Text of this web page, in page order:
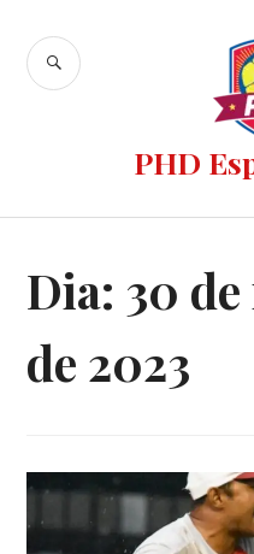
PHD
Dia: 30
de 2023